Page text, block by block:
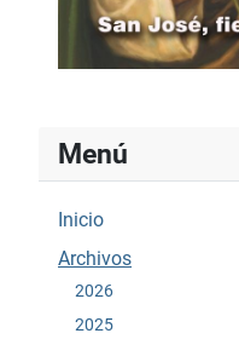
Menú
Inicio
Archivos
2026
2025